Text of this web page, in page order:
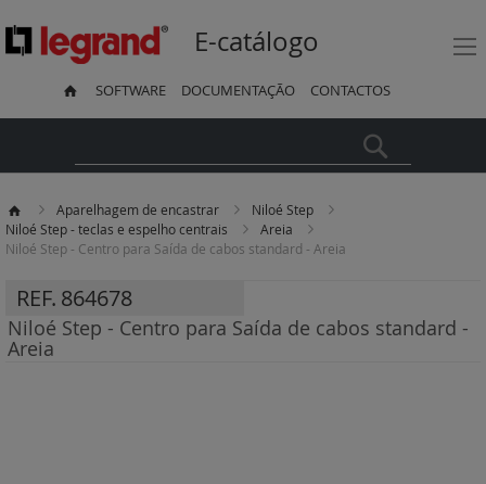
E-catálogo
SOFTWARE DOCUMENTAÇÃO CONTACTOS
Aparelhagem de encastrar
Niloé Step
Niloé Step - teclas e espelho centrais
Areia
Niloé Step - Centro para Saída de cabos standard - Areia
REF. 864678
Niloé Step - Centro para Saída de cabos standard -
Areia